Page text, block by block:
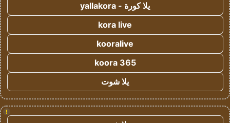
يلا كورة - yallakora
kora live
kooralive
koora 365
يلا شوت
!